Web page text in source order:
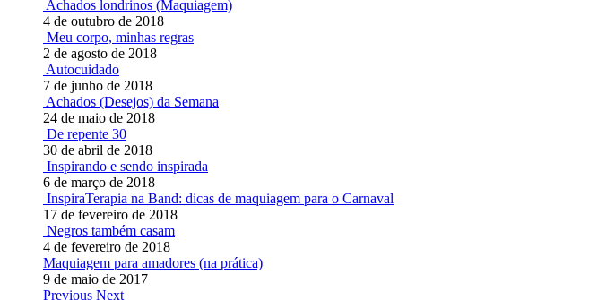
Achados londrinos (Maquiagem)
4 de outubro de 2018
Meu corpo, minhas regras
2 de agosto de 2018
Autocuidado
7 de junho de 2018
Achados (Desejos) da Semana
24 de maio de 2018
De repente 30
30 de abril de 2018
Inspirando e sendo inspirada
6 de março de 2018
InspiraTerapia na Band: dicas de maquiagem para o Carnaval
17 de fevereiro de 2018
Negros também casam
4 de fevereiro de 2018
Maquiagem para amadores (na prática)
9 de maio de 2017
Previous Next